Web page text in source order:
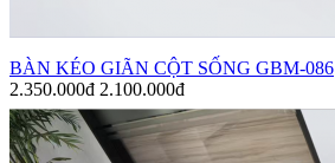
BÀN KÉO GIÃN CỘT SỐNG GBM-086
2.350.000đ 2.100.000đ